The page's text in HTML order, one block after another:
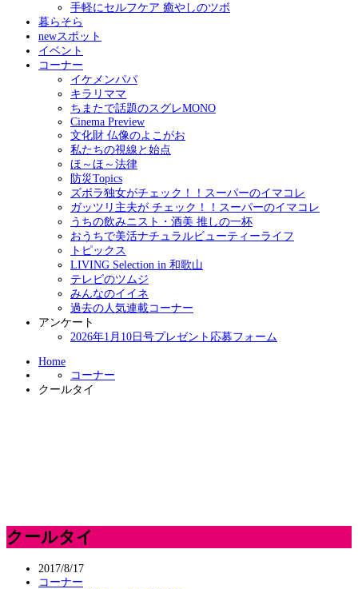
手軽にセルフケア 癒やしのツボ
暮らそら
newスポット
イベント
コーナー
イケメンパパ
キラリママ
ちまたで話題のスグレMONO
Cinema Preview
文化財 仏像のよこがお
私たちの視線と始点
ほ～ほ～法律
防災Topics
ズボラ独女がチェック！！スーパーのイマコレ
ガッツリ主夫が チェック！！スーパーのイマコレ
うちの飲みニスト・酒美 推しの一杯
おうちで美活ナチュラルビューティーライフ
トピックス
LIVING Selection in 和歌山
テレビのツムジ
みんなのイイネ
過去の人気連載コーナー
アンケート
2026年1月10日号プレゼント応募フォーム
Home
コーナー
クールタイ
クールタイ
2017/8/17
コーナー